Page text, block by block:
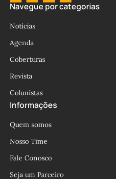
Navegue por categorias
Notícias
Agenda
Coberturas
Revista
Colunistas
Informações
Quem somos
Nosso Time
Fale Conosco
Seja um Parceiro